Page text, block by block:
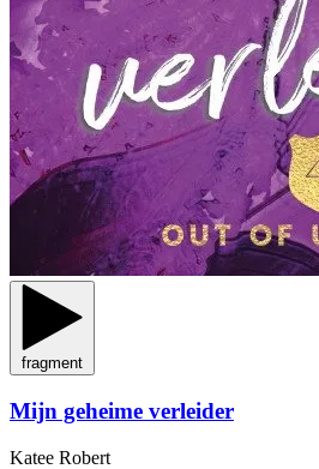
fragment
Mijn geheime verleider
Katee Robert